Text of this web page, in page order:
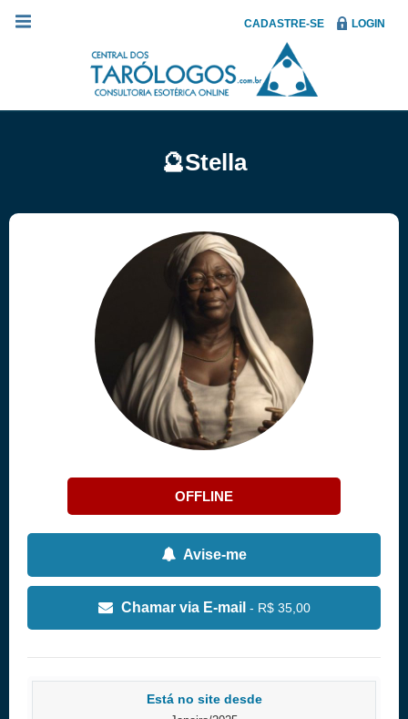
CADASTRE-SE LOGIN
🔮Stella
OFFLINE
Avise-me
Chamar via E-mail - R$ 35,00
Está no site desde